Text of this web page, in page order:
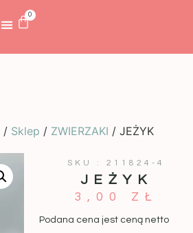
0
/ Sklep / ZWIERZAKI / JEŻYK
SKU : 211824-4
JEŻYK
3,00 ZŁ
Podana cena jest ceną netto